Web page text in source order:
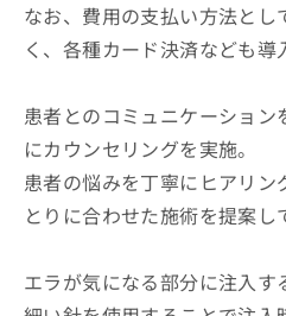
なお、費用の支払い方法とし
く、各種カード決済なども導
患者とのコミュニケーショ
にカウンセリングを実施。
患者の悩みを丁寧にヒアリ
とりに合わせた施術を提案し
エラが気になる部分に注入す